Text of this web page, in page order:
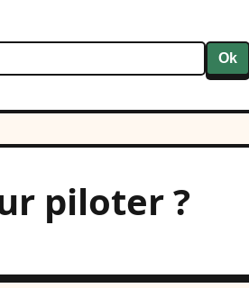
Ok
piloter ?